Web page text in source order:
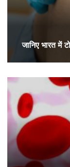
जानिए भारत में